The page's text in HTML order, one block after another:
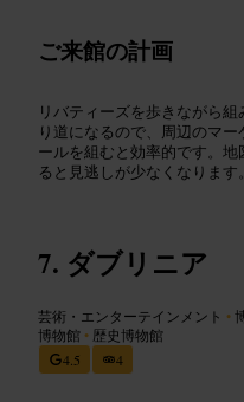
ご来館の計画
リバティーズを歩きながら
り道になるので、周辺のマ
ールを組むと効率的です。
ると見逃しが少なくなります。
ダブリニア
芸術・エンターテインメント •
博物館 • 歴史博物館
4.5
4